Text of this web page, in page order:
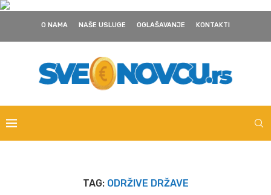
O NAMA NAŠE USLUGE OGLAŠAVANJE KONTAKTI
TAG: ODRŽIVE DRŽAVE